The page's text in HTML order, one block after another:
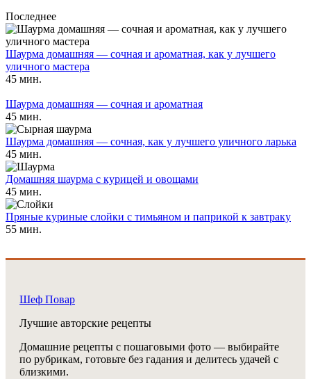
Последнее
Шаурма домашняя — сочная и ароматная, как у лучшего
уличного мастера
45 мин.
Шаурма домашняя — сочная и ароматная
45 мин.
Шаурма домашняя — сочная, как у лучшего уличного ларька
45 мин.
Домашняя шаурма с курицей и овощами
45 мин.
Пряные куриные слойки с тимьяном и паприкой к завтраку
55 мин.
Шеф Повар
Лучшие авторские рецепты
Домашние рецепты с пошаговыми фото — выбирайте
по рубрикам, готовьте без гадания и делитесь удачей с
близкими.